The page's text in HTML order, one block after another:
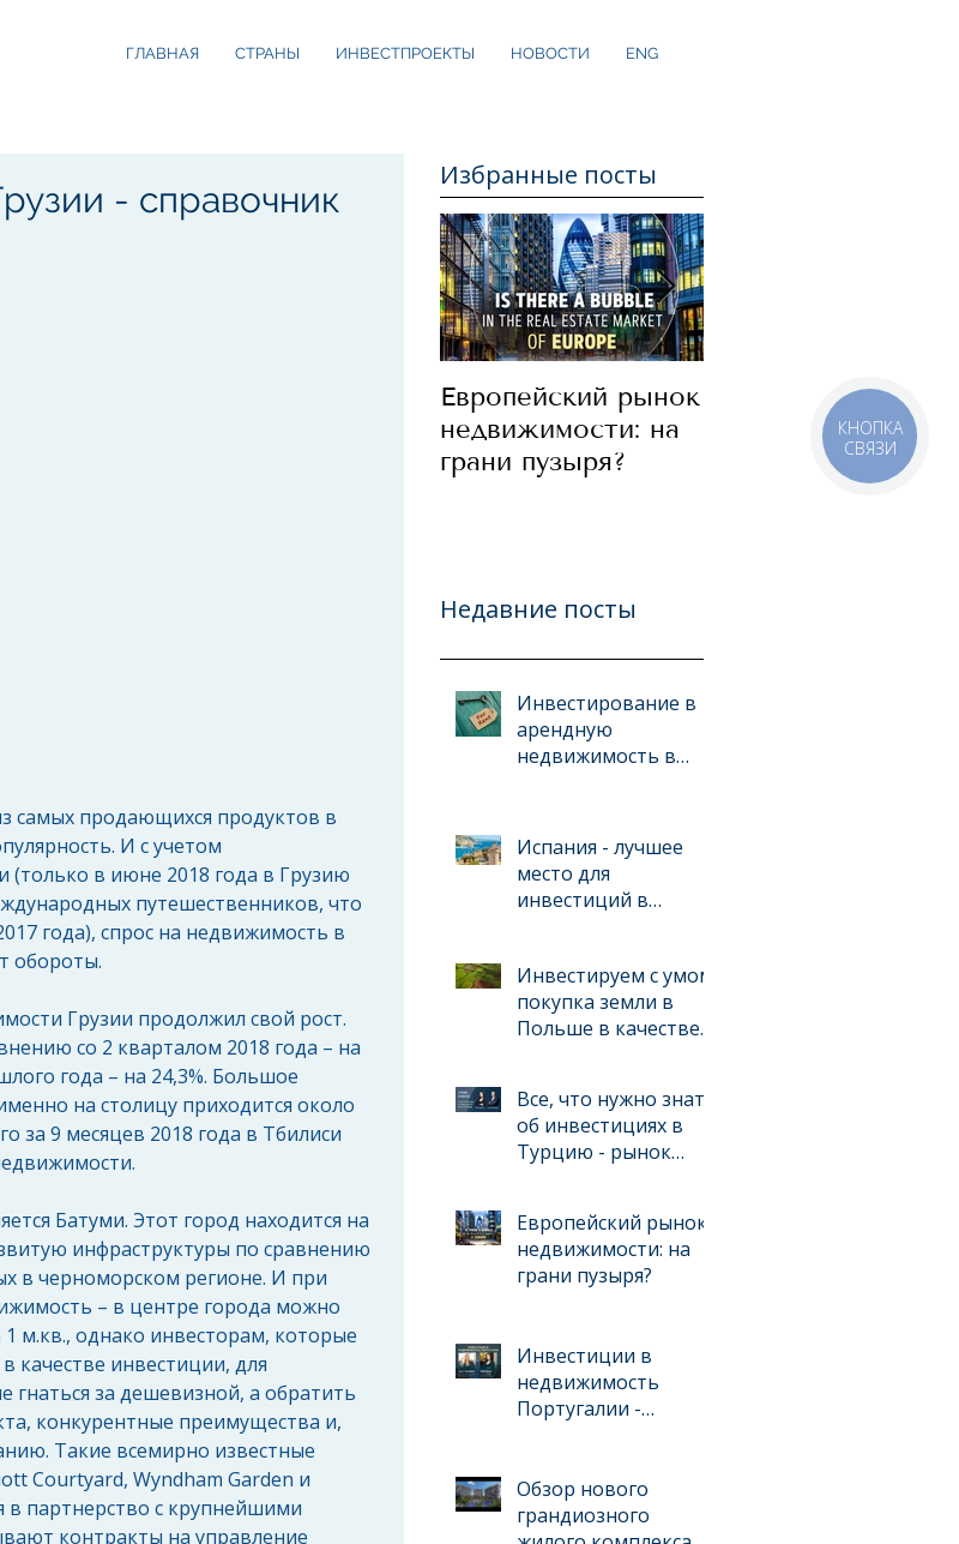
ГЛАВНАЯ СТРАНЫ ИНВЕСТПРОЕКТЫ НОВОСТИ ENG
- справочник
самых продающихся продуктов в
И с учетом
(только в июне 2018 года в Грузию
путешественников, что
года), спрос на недвижимость в
обороты.
Грузии продолжил свой рост.
со 2 кварталом 2018 года – на
года – на 24,3%. Большое
на столицу приходится около
за 9 месяцев 2018 года в Тбилиси
Батуми. Этот город находится на
инфраструктуры по сравнению
в черноморском регионе. И при
– в центре города можно
м.кв., однако инвесторам, которые
качестве инвестиции, для
гнаться за дешевизной, а обратить
конкурентные преимущества и,
Такие всемирно известные
Courtyard, Wyndham Garden и
в партнерство с крупнейшими
контракты на управление
Избранные посты
Европейский рынок
недвижимости: на
грани пузыря?
В какие страны
стоит сегодня
инвестировать.
Недавние посты
Инвестирование в
арендную
недвижимость в
Испания - лучшее
место для
инвестиций в
Инвестируем с умом:
покупка земли в
Польше в качестве
Все, что нужно знать
об инвестициях в
Турцию - рынок
иностранцев
Европейский рынок
недвижимости: на
грани пузыря?
Инвестиции в
недвижимость
Португалии -
брокером Kelly
Swanson
Обзор нового
грандиозного
КНОПКА
СВЯЗИ